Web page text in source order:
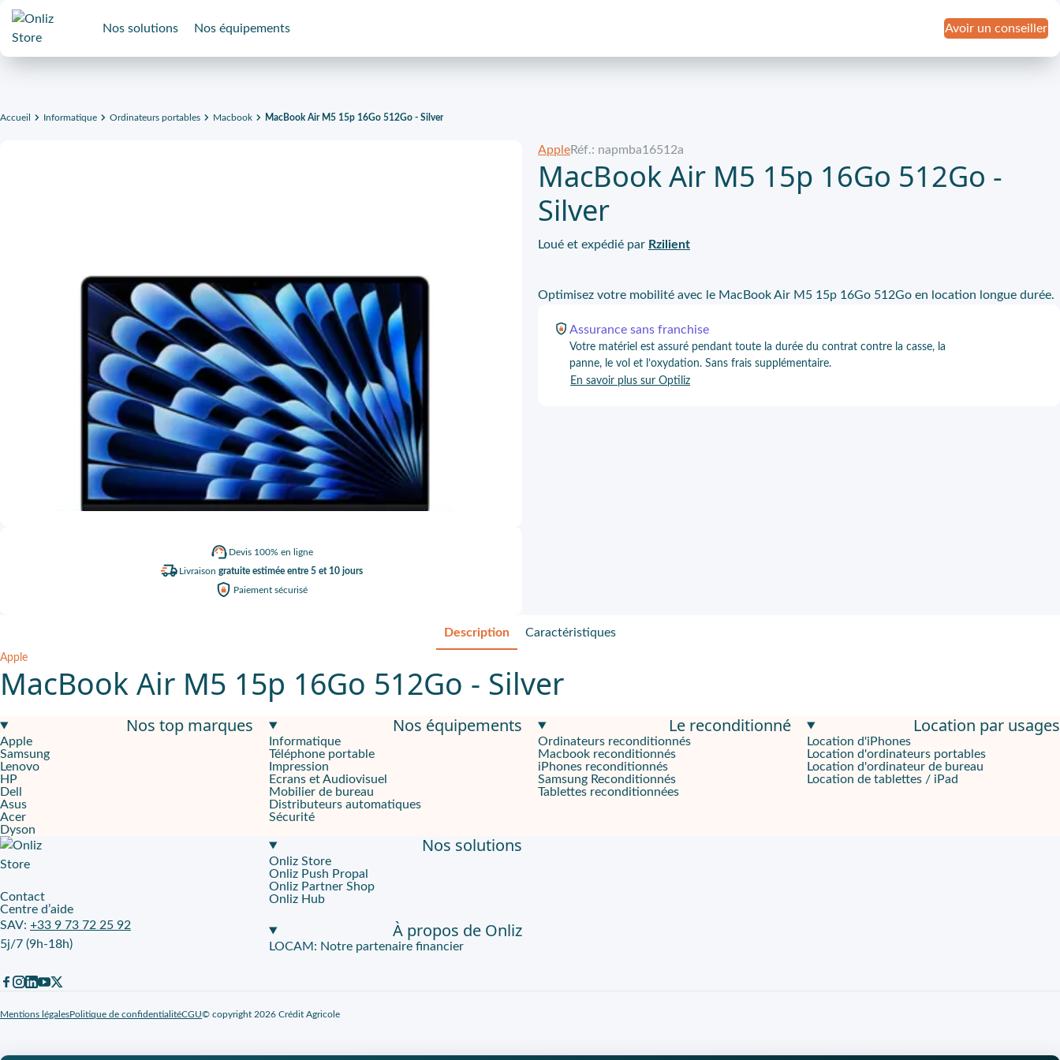
Nos solutions Nos équipements Avoir un conseiller
Accueil Informatique Ordinateurs portables Macbook MacBook Air M5 15p 16Go 512Go - Silver
Devis 100% en ligne
Livraison gratuite estimée entre 5 et 10 jours
Paiement sécurisé
AppleRéf.: napmba16512a
MacBook Air M5 15p 16Go 512Go -
Silver
Loué et expédié par Rzilient
Optimisez votre mobilité avec le MacBook Air M5 15p 16Go 512Go en location longue durée.
Assurance sans franchise
Votre matériel est assuré pendant toute la durée du contrat contre la casse, la
panne, le vol et l’oxydation. Sans frais supplémentaire.
En savoir plus sur Optiliz
Description Caractéristiques
Apple
MacBook Air M5 15p 16Go 512Go - Silver
Apple M5 10 cœurs pour un travail pro fluide et des usages créatifs.
Écran Retina 15,3" pour lire, monter et présenter avec plus de confort visuel.
16 Go RAM
Pensé pour TPE, PME et indépendants en mobilité et en travail hybride.
Travailler partout, sans ralentir
cible les équipes qui alternent bureau et déplacements. Son format de
Un grand écran qui reste facile à transporter
LeMacBook Air M5 15p 16Go 512Go privilégie le confort sans alourdir le sac. Son poids de
Des échanges plus nets, même à distance
Le MacBook Air M5 15p 16Go 512Gofacilite les réunions et les points projet. Sa caméra
Nos top marques
Apple
Samsung
Lenovo
HP
Dell
Asus
Acer
Dyson
Nos équipements
Informatique
Téléphone portable
Impression
Ecrans et Audiovisuel
Mobilier de bureau
Distributeurs automatiques
Sécurité
Le reconditionné
Ordinateurs reconditionnés
Macbook reconditionnés
iPhones reconditionnés
Samsung Reconditionnés
Tablettes reconditionnées
Location par usages
Location d'iPhones
Location d'ordinateurs portables
Location d'ordinateur de bureau
Location de tablettes / iPad
Contact
Centre d’aide
SAV: +33 9 73 72 25 92
5j/7 (9h-18h)
Nos solutions
Onliz Store
Onliz Push Propal
Onliz Partner Shop
Onliz Hub
À propos de Onliz
LOCAM: Notre partenaire financier
Mentions légalesPolitique de confidentialitéCGU© copyright 2026 Crédit Agricole